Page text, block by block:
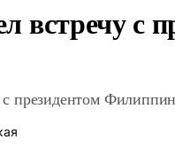
встречу с
с президентом